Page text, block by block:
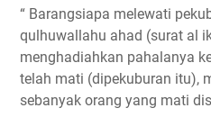
“ Barangsiapa melewati
qulhuwallahu ahad (surat al
menghadiahkan pahalanya
telah mati (dipekuburan itu),
sebanyak orang yang mati